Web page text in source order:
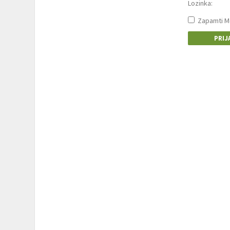
Lozinka:
Zapamti